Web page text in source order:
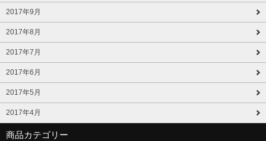
2017年9月
2017年8月
2017年7月
2017年6月
2017年5月
2017年4月
商品カテゴリー